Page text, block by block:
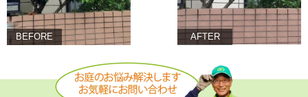
BEFORE AFTER